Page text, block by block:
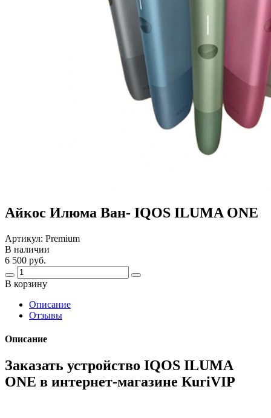
Айкос Илюма Ван- IQOS ILUMA ONE
Артикул: Premium
В наличии
6 500 руб.
В корзину
Описание
Отзывы
Описание
Заказать устройство IQOS ILUMA
ONE в интернет-магазине КuriVIP